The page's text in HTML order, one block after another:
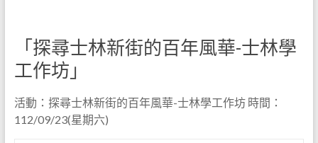
「探尋士林新街的百年風華-士林學
工作坊」
活動：探尋士林新街的百年風華-士林學工作坊 時間：
112/09/23(星期六)